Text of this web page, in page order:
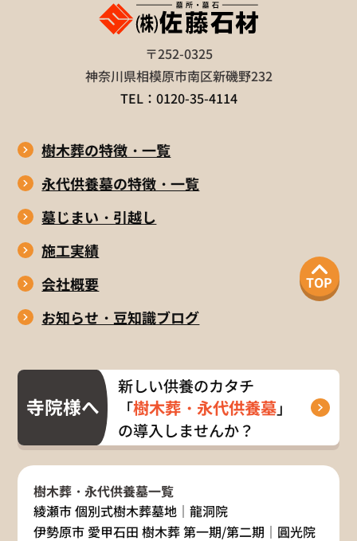
〒252-0325
神奈川県相模原市南区新磯野232
TEL：0120-35-4114
樹木葬の特徴・一覧
永代供養墓の特徴・一覧
墓じまい・引越し
施工実績
会社概要
お知らせ・豆知識ブログ
TOP
寺院様へ
新しい供養のカタチ
「樹木葬・永代供養墓」
の導入しませんか？
樹木葬・永代供養墓一覧
綾瀬市 個別式樹木葬墓地｜龍洞院
伊勢原市 愛甲石田 樹木葬 第一期/第二期｜圓光院